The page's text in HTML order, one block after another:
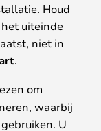
Houd
uiteinde
niet in
.
om
waarbij
U